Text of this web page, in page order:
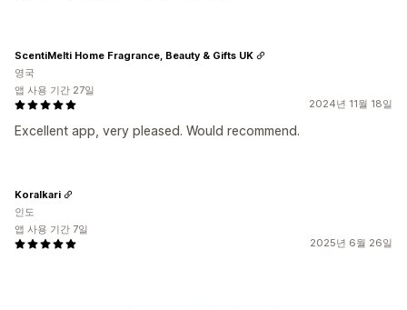
2024년 11월 18일
Excellent app, very pleased. Would recommend.
ScentiMelti Home Fragrance, Beauty & Gifts UK
영국
앱 사용 기간 27일
2025년 6월 26일
Koralkari
인도
앱 사용 기간 7일